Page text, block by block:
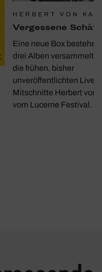
HERBERT VON
Verges­sene
Eine neue Box
drei Alben versammelt
die frühen, bisher
unveröffentlichten Live-
Mitschnitte Herbert von
vom Lucerne Festival.